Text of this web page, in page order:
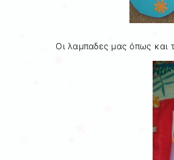
Οι λαμπαδες μας όπως και